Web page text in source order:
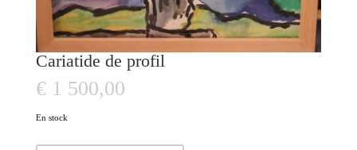
Cariatide de profil
€1 500,00
En stock